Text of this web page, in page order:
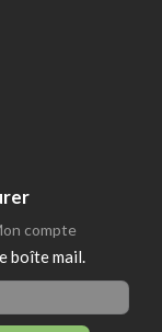
compte
boîte mail.